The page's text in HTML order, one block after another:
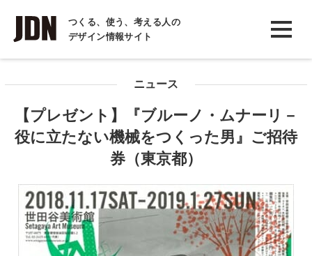
つくる、使う、考える人の
デザイン情報サイト
INTERVIEW
インタビュー
COLUMN
ニュース
【プレゼント】『ブルーノ・ムナーリ－
役に立たない機械をつくった男』ご招待
券（東京都）